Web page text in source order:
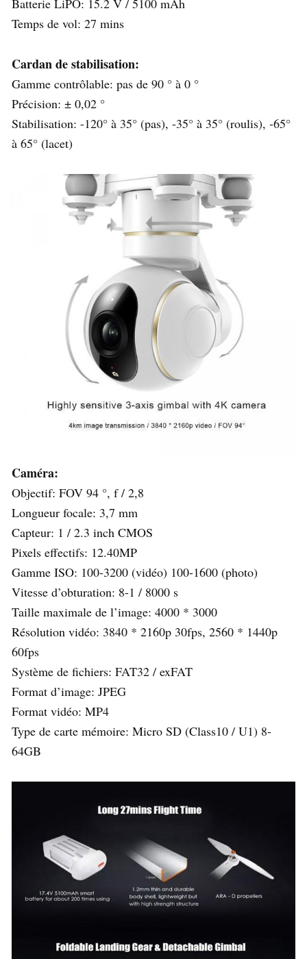
Temps de vol: 27 mins
Cardan de stabilisation:
Gamme contrôlable: pas de 90 ° à 0 °
Précision: ± 0,02 °
Stabilisation: -120° à 35° (pas), -35° à 35° (roulis), -65°
à 65° (lacet)
Caméra:
Objectif: FOV 94 °, f / 2,8
Longueur focale: 3,7 mm
Capteur: 1 / 2.3 inch CMOS
Pixels effectifs: 12.40MP
Gamme ISO: 100-3200 (vidéo) 100-1600 (photo)
Vitesse d’obturation: 8-1 / 8000 s
Taille maximale de l’image: 4000 * 3000
Résolution vidéo: 3840 * 2160p 30fps, 2560 * 1440p
60fps
Système de fichiers: FAT32 / exFAT
Format d’image: JPEG
Format vidéo: MP4
Type de carte mémoire: Micro SD (Class10 / U1) 8-
64GB